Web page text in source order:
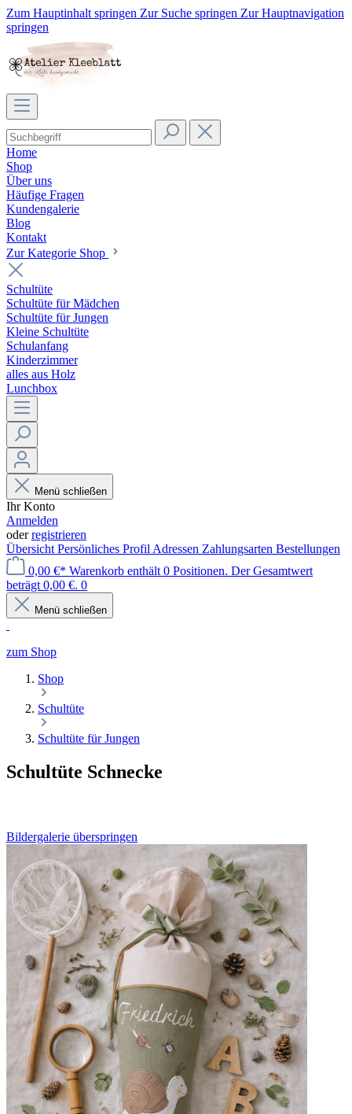
Zum Hauptinhalt springen Zur Suche springen Zur Hauptnavigation
springen
Home
Shop
Über uns
Häufige Fragen
Kundengalerie
Blog
Kontakt
Zur Kategorie Shop
Schultüte
Schultüte für Mädchen
Schultüte für Jungen
Kleine Schultüte
Schulanfang
Kinderzimmer
alles aus Holz
Lunchbox
Menü schließen
Ihr Konto
Anmelden
oderregistrieren
Übersicht Persönliches Profil Adressen Zahlungsarten Bestellungen
0,00 €* Warenkorb enthält 0 Positionen. Der Gesamtwert
beträgt 0,00 €. 0
Menü schließen
zum Shop
Shop
Schultüte
Schultüte für Jungen
Schultüte Schnecke
Bildergalerie überspringen